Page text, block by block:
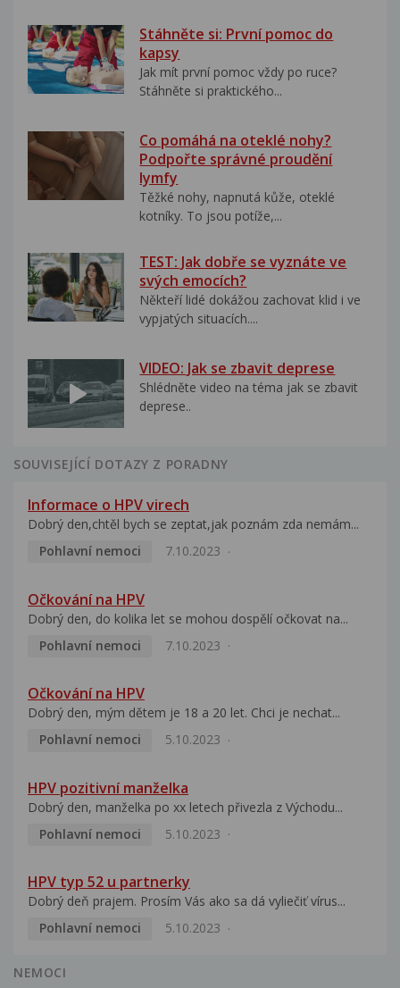
Stáhněte si: První pomoc do
kapsy
Jak mít první pomoc vždy po ruce?
Stáhněte si praktického...
Co pomáhá na oteklé nohy?
Podpořte správné proudění
lymfy
Těžké nohy, napnutá kůže, oteklé
kotníky. To jsou potíže,...
TEST: Jak dobře se vyznáte ve
svých emocích?
Někteří lidé dokážou zachovat klid i ve
vypjatých situacích....
VIDEO: Jak se zbavit deprese
Shlédněte video na téma jak se zbavit
deprese..
SOUVISEJÍCÍ DOTAZY Z PORADNY
Informace o HPV virech
Dobrý den,chtěl bych se zeptat,jak poznám zda nemám...
Pohlavní nemoci
7.10.2023
Očkování na HPV
Dobrý den, do kolika let se mohou dospělí očkovat na...
Pohlavní nemoci
7.10.2023
Očkování na HPV
Dobrý den, mým dětem je 18 a 20 let. Chci je nechat...
Pohlavní nemoci
5.10.2023
HPV pozitivní manželka
Dobrý den, manželka po xx letech přivezla z Východu...
Pohlavní nemoci
5.10.2023
HPV typ 52 u partnerky
Dobrý deň prajem. Prosím Vás ako sa dá vyliečiť vírus...
Pohlavní nemoci
5.10.2023
NEMOCI